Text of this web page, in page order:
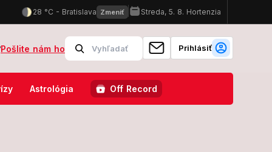
zasahujú protiteroristické zložky Slovenskí policajti majú v
Pošlite nám ho Prihlásiť
Astrológia Off Record